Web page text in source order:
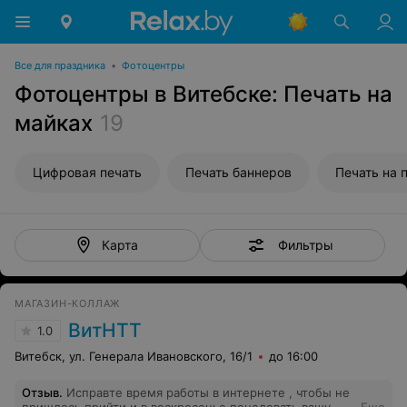
Все для праздника • Фотоцентры
Фотоцентры в Витебске: Печать на
майках 19
Цифровая печать Печать баннеров Печать на
Карта Фильтры
МАГАЗИН-КОЛЛАЖ
1.0 ВитНТТ
Витебск, ул. Генерала Ивановского, 16/1 до 16:00
Отзыв. Исправте время работы в интернете , чтобы не